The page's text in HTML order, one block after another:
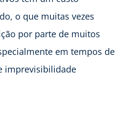
o que muitas vezes
por parte de muitos
em tempos de
imprevisibilidade